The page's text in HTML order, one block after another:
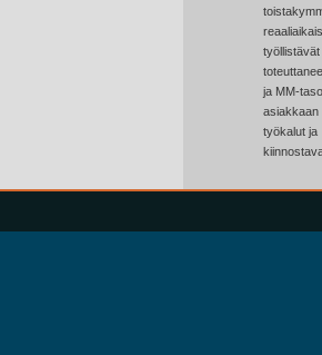
ja MM-
asiakkaan
työkalut ja